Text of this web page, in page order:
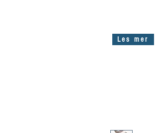
Les mer